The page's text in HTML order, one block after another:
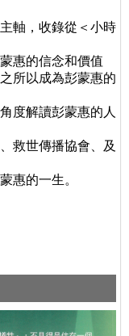
軸，收錄從＜小時
惠的信念和價值
所以成為彭蒙惠的
度解讀彭蒙惠的人
救世傳播協會、及
惠的一生。